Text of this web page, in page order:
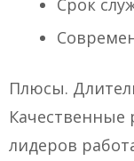
Срок
Плюсы.
лидеров